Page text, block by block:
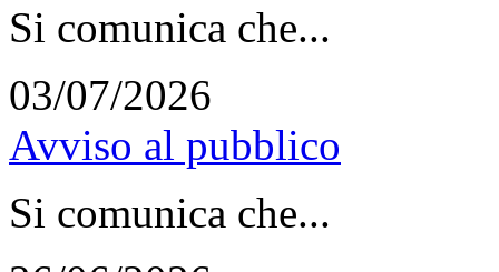
Si comunica che...
03/07/2026
Avviso al pubblico
Si comunica che...